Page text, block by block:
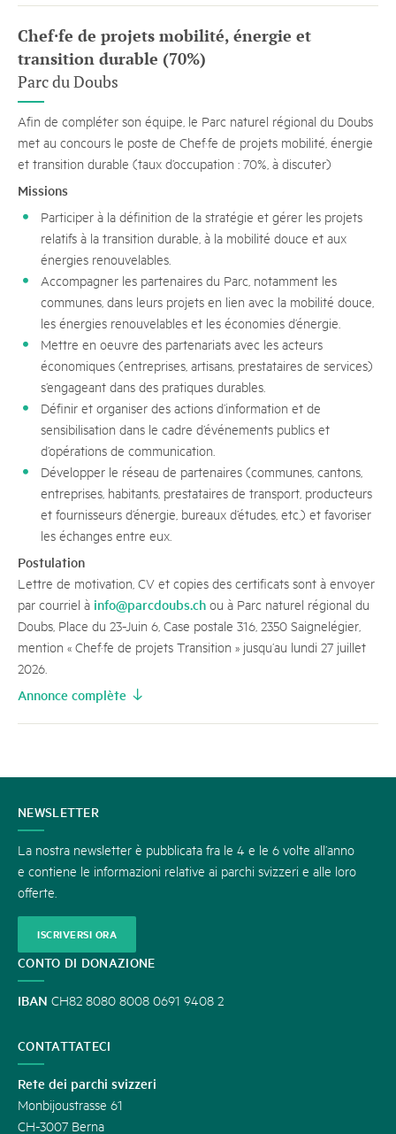
Chef·fe de projets mobilité, énergie et
transition durable (70%)
Parc du Doubs
Afin de compléter son équipe, le Parc naturel régional du Doubs
met au concours le poste de Chef·fe de projets mobilité, énergie
et transition durable (taux d’occupation : 70%, à discuter)
Missions
Participer à la définition de la stratégie et gérer les projets
relatifs à la transition durable, à la mobilité douce et aux
énergies renouvelables.
Accompagner les partenaires du Parc, notamment les
communes, dans leurs projets en lien avec la mobilité douce,
les énergies renouvelables et les économies d’énergie.
Mettre en oeuvre des partenariats avec les acteurs
économiques (entreprises, artisans, prestataires de services)
s’engageant dans des pratiques durables.
Définir et organiser des actions d’information et de
sensibilisation dans le cadre d’événements publics et
d’opérations de communication.
Développer le réseau de partenaires (communes, cantons,
entreprises, habitants, prestataires de transport, producteurs
et fournisseurs d’énergie, bureaux d’études, etc.) et favoriser
les échanges entre eux.
Postulation
Lettre de motivation, CV et copies des certificats sont à envoyer
par courriel à info@parcdoubs.ch ou à Parc naturel régional du
Doubs, Place du 23-Juin 6, Case postale 316, 2350 Saignelégier,
mention « Chef·fe de projets Transition » jusqu’au lundi 27 juillet
2026.
Annonce complète
CONTATTATECI
NEWSLETTER
La nostra newsletter è pubblicata fra le 4 e le 6 volte all’anno
e contiene le informazioni relative ai parchi svizzeri e alle loro
offerte.
ISCRIVERSI ORA
CONTO DI DONAZIONE
IBAN CH82 8080 8008 0691 9408 2
CONTATTATECI
Rete dei parchi svizzeri
Monbijoustrasse 61
CH-3007 Berna